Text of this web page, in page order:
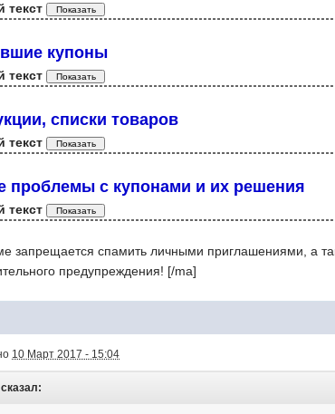
текст
купоны
текст
списки товаров
текст
проблемы с купонами и их решения
текст
запрещается спамить личными приглашениями, а
предупреждения! [/ma]
10 Март 2017 - 15:04